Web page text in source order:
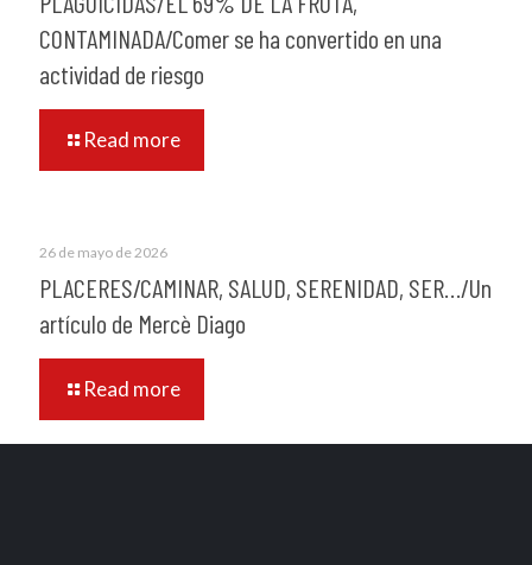
CONTAMINADA/Comer se ha convertido en una
actividad de riesgo
Read more
26 de mayo de 2026
PLACERES/CAMINAR, SALUD, SERENIDAD, SER…/Un
artículo de Mercè Diago
Read more